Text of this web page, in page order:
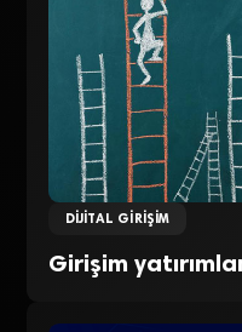
DIJITAL GIRIŞIM
Girişim